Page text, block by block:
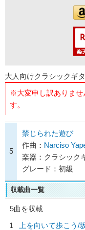
大人向けクラシックギ
※大変申し訳ありませ
す。
5
禁じられた遊び
作曲： Narciso
楽器：クラシック
グレード：初級
収載曲一覧
5曲を収載
1
上を向いて歩こう/